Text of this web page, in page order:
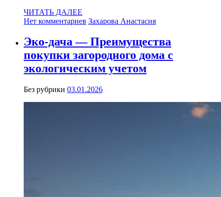
ЧИТАТЬ ДАЛЕЕ
Нет комментариев Захарова Анастасия
Эко-дача — Преимущества
покупки загородного дома с
экологическим учетом
Без рубрики 03.01.2026